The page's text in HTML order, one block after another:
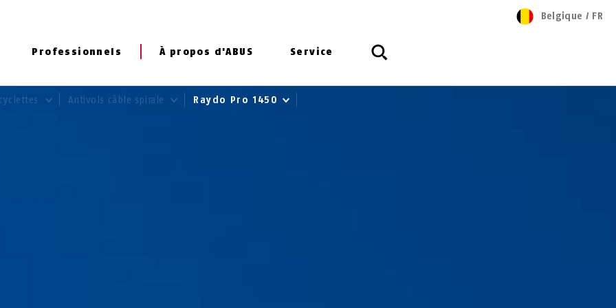
Professionnels À propos d'ABUS Service
Belgique / FR
Antivols câble spirale Raydo Pro 1450